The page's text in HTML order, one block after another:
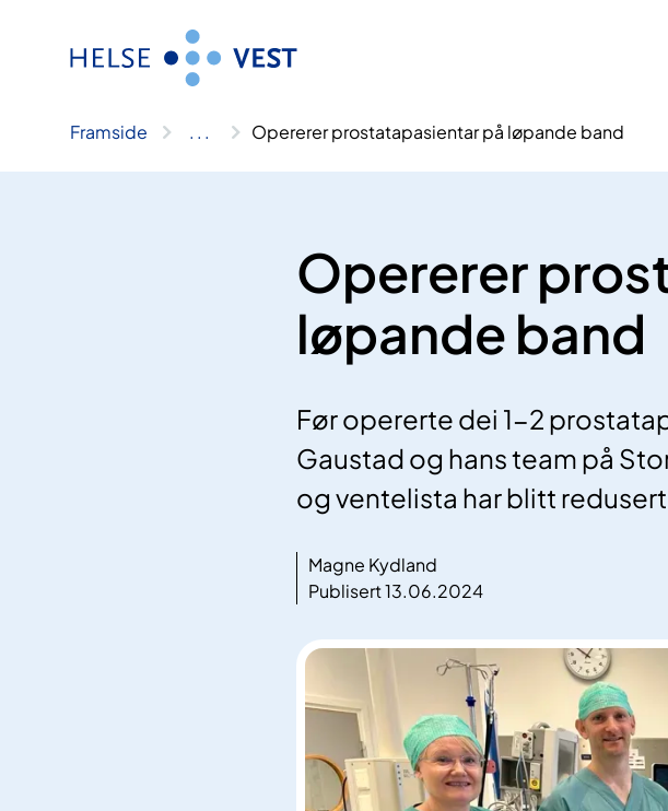
Framside .. . Opererer prostatapasientar på løpande band
Opererer
løpande band
Før opererte dei 1-2
Gaustad og hans team på
og ventelista har blitt
Magne Kydland
Publisert 13.06.2024